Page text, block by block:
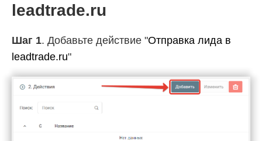
leadtrade.ru
Шаг 1. Добавьте действие "Отправка лида в
leadtrade.ru"